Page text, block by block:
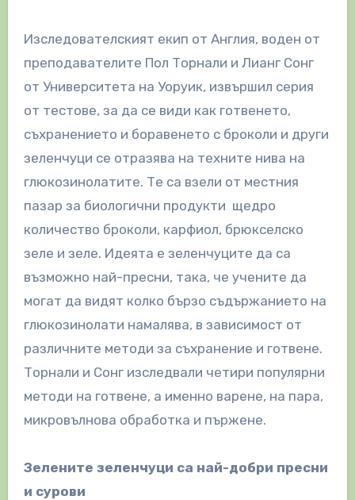
Изследователският екип от Англия, воден от
преподавателите Пол Торнали и Лианг Сонг
от Университета на Уоруик, извършил серия
от тестове, за да се види как готвенето,
съхранението и боравенето с броколи и други
зеленчуци се отразява на техните нива на
глюкозинолатите. Те са взели от местния
пазар за биологични продукти щедро
количество броколи, карфиол, брюкселско
зеле и зеле. Идеята е зеленчуците да са
възможно най-пресни, така, че учените да
могат да видят колко бързо съдържанието на
глюкозинолати намалява, в зависимост от
различните методи за съхранение и готвене.
Торнали и Сонг изследвали четири популярни
методи на готвене, а именно варене, на пара,
микровълнова обработка и пържене.
Зелените зеленчуци са най-добри пресни
и сурови